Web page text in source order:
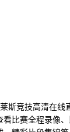
斯竞技高清在线
比赛全程录像